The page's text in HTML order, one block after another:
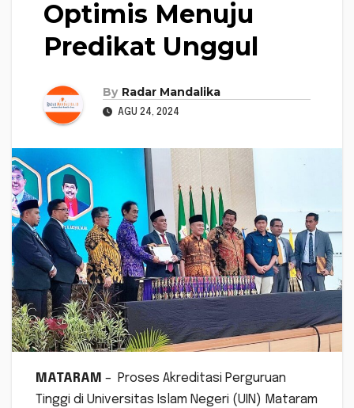
Optimis Menuju
Predikat Unggul
By Radar Mandalika
AGU 24, 2024
MATARAM – Proses Akreditasi Perguruan
Tinggi di Universitas Islam Negeri (UIN) Mataram